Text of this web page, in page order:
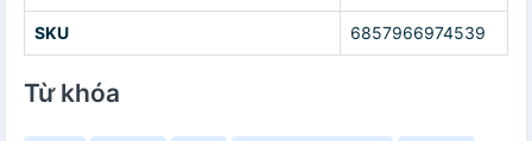
SKU 6857966974539
Từ khóa